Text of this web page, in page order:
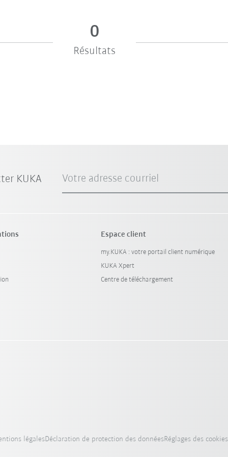
0
Résultats
KUKA Votre adresse courriel
Espace client
my.KUKA : votre portail client numérique
KUKA Xpert
Centre de téléchargement
légalesDéclaration de protection des donnéesRéglages des cookies